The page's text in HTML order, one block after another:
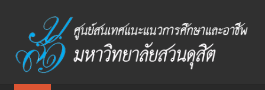
content
ศูนย์